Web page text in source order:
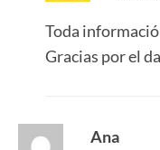
Toda
Gracias por el
Ana